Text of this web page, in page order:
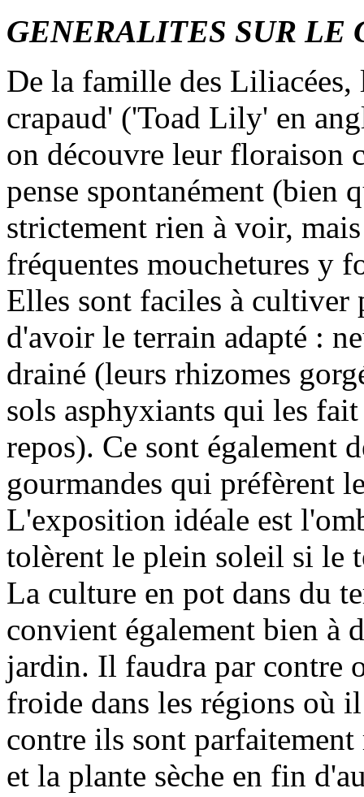
GENERALITES SUR LE
De la famille des
crapaud' ('Toad Lily' en
on découvre leur floraison
pense spontanément (bien
strictement rien à voir,
fréquentes mouchetures y
Elles sont faciles à
d'avoir le terrain adapté :
drainé (leurs rhizomes
sols asphyxiants qui les
repos). Ce sont également
gourmandes qui préfèrent
L'exposition idéale est
tolèrent le plein soleil si le
La culture en pot dans du
convient également bien à
jardin. Il faudra par contre
froide dans les régions où
contre ils sont
et la plante sèche en fin